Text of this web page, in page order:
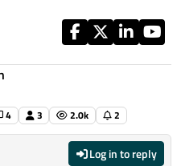
4 3 2.0k 2
Log in to reply